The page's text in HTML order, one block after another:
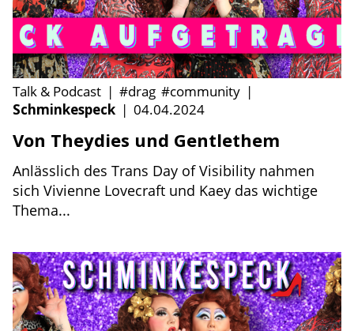
Talk & Podcast | #drag #community |
Schminkespeck | 04.04.2024
Von Theydies und Gentlethem
Anlässlich des Trans Day of Visibility nahmen
sich Vivienne Lovecraft und Kaey das wichtige
Thema...